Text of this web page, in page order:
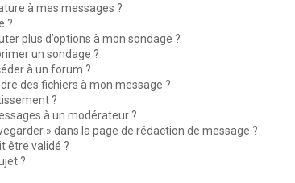
à mes messages ?
?
plus d’options à mon sondage ?
un sondage ?
à un forum ?
des fichiers à mon message ?
?
à un modérateur ?
» dans la page de rédaction de message ?
être validé ?
?